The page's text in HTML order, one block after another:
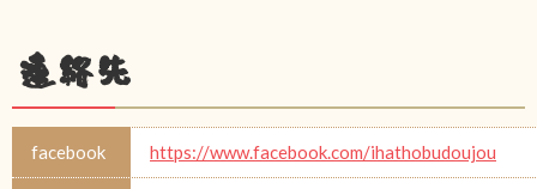
連絡先
facebook https://www.facebook.com/ihathobudoujou